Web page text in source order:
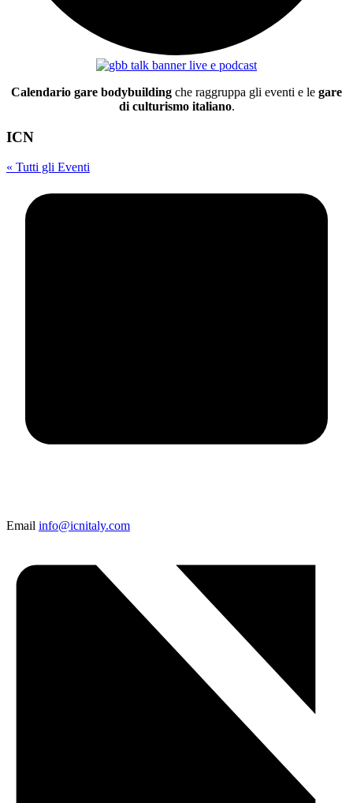
Calendario gare bodybuilding che raggruppa gli eventi e le gare
di culturismo italiano.
ICN
« Tutti gli Eventi
Email info@icnitaly.com